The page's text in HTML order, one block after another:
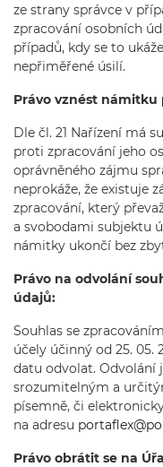
ze strany správce v
zpracování osobních
případů, kdy se to
nepřiměřené úsilí.
Právo vznést
Dle čl. 21 Nařízení má
proti zpracování jeho
oprávněného zájmu
neprokáže, že existuje
zpracování, který
a svobodami subjektu
námitky ukončí bez
Právo na odvolání
údajů:
Souhlas se
účely účinný od 25.
datu odvolat. Odvolání
srozumitelným a
písemně, či
na adresu
Právo obrátit se na